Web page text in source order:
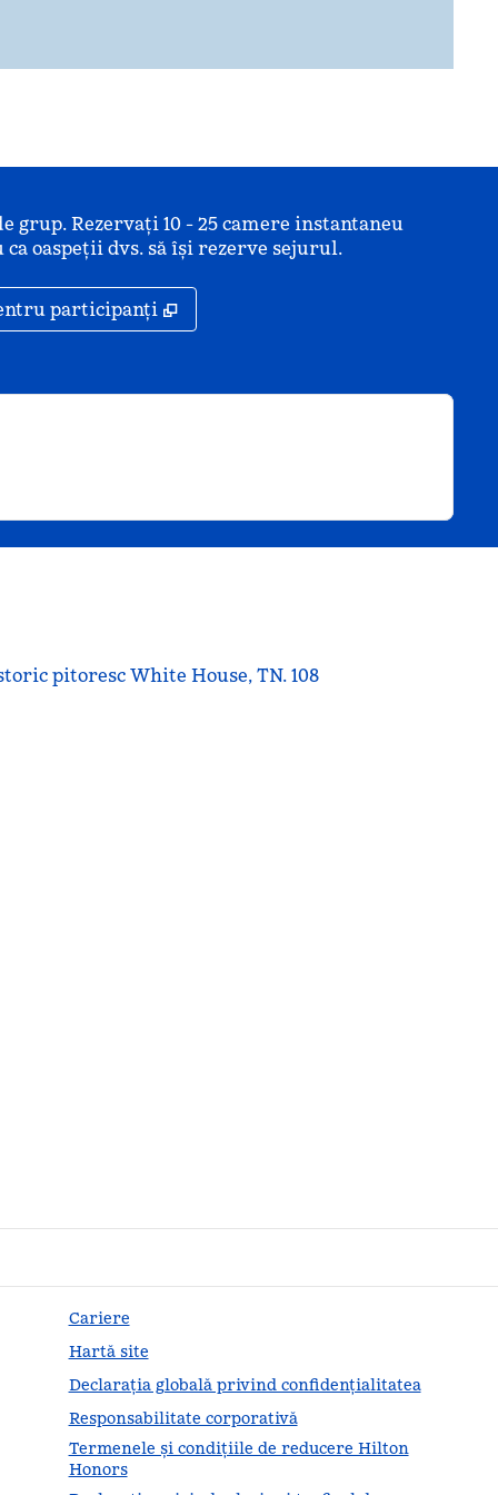
Rezervați 10 - 25 camere instantaneu
oaspeții dvs. să își rezerve sejurul.
participanți ,
pitoresc White House, TN. 108
Cariere
Hartă site
Declarația globală privind confidenţialitatea
Responsabilitate corporativă
Termenele și condițiile de reducere Hilton
Honors